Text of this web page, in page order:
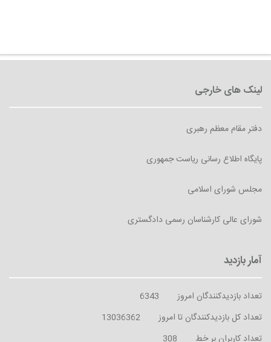
دفتر مقام معظم رهبری
پایگاه اطلاع رسانی ریاست جمهوری
مجلس شورای اسلامی
شورای عالی کارشناسان رسمی دادگستری
تعداد بازدیدکنندگان امروز
6343
تعداد کل بازدیدکنندگان تا امروز
13036362